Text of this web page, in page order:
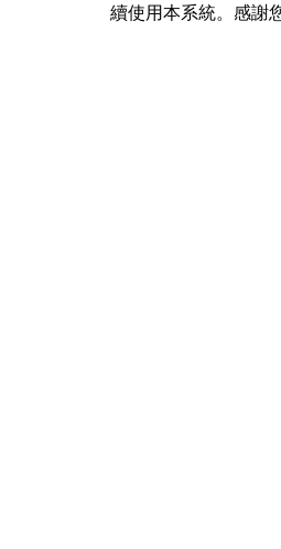
續使用本系統。感謝